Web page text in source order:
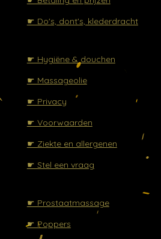
☛ Do's, dont's, klederdracht
☛ Hygiëne & douchen
☛ Massageolie
☛ Privacy
☛ Voorwaarden
☛ Ziekte en allergenen
☛ Stel een vraag
☛ Prostaatmassage
☛ Poppers